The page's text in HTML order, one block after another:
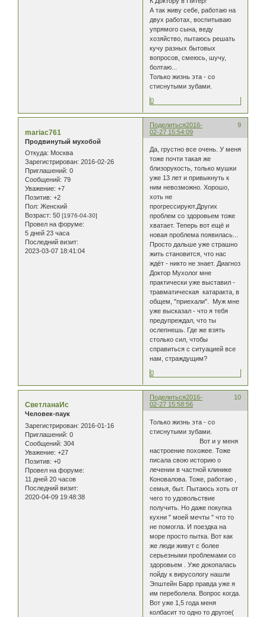
А так живу себе, работаю на
двух работах, воспитываю
упрямого сына, веду
хозяйство, пытаюсь решать
кучу разных бытовых
вопросов, смеюсь, шучу,
болтаю...
Только жизнь эта - со
стиснутыми зубами.
0
Поделиться 9
2016-
02-27 15:54:09
mariac761
Продвинутый мухобой
Откуда: Москва
Зарегистрирован: 2016-02-26
Приглашений: 0
Сообщений: 79
Уважение: +7
Позитив: +2
Пол: Женский
Возраст: 50 [1976-04-30]
Провел на форуме:
5 дней 23 часа
Последний визит:
2023-03-07 18:41:04
Да, грустно все очень. У меня
тоже почти такая же
близорукость, только мушки
уже 13 лет и привыкнуть к
ним невозможно. Хорошо,
хоть не
прогрессируют.Других
проблем со здоровьем тоже
хватает. Теперь вот ещё и
новая проблема появилась...
Просто дальше уже страшно
жить становится, что нас
ждёт - никто не знает. Диагноз
Доктор Мухолог мне
практически уже выставил -
травматическая катаракта, в
общем, "приехали". Муж мне
уже высказал - что я тебя
предупреждал, что ты
ослепнешь. Где же взять
столько сил, чтобы
справиться с ситуацией все
нам, страждущим?
0
Поделиться 10
2016-
02-27 15:58:56
СветланаИс
Человек-паук
Зарегистрирован: 2016-01-16
Приглашений: 0
Сообщений: 304
Уважение: +27
Позитив: +0
Провел на форуме:
11 дней 20 часов
Последний визит:
2020-04-09 19:48:38
Только жизнь эта - со
стиснутыми зубами.
Вот и у меня
настроение похожее. Тоже
писала свою историю о
лечении в частной клинике
Коновалова. Тоже, работаю ,
семья, быт. Пытаюсь хоть от
чего то удовольствие
получить. Но даже покупка
кухни " моей мечты " что то
не помогла. И поездка на
море просто пытка. Вот как
же люди живут с более
серьезными проблемами со
здоровьем . Уже докопалась
пойду к вирусологу нашли
Эпштейн Барр правда уже я
им переболела. Вопрос когда.
Вот уже 1,5 года меня
колбасит то одно то другое(